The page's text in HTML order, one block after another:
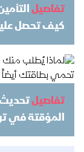
تفاصيل
كيف تحصل
تفاصيلتحديث
المؤقتة في تركيا